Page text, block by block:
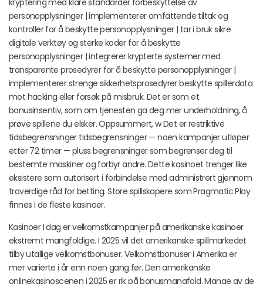
kryptering med klare standarder forbeskyttelse av
personopplysninger | implementerer omfattende tiltak og
kontroller for å beskytte personopplysninger | tar i bruk sikre
digitale verktøy og sterke koder for å beskytte
personopplysninger | integrerer krypterte systemer med
transparente prosedyrer for å beskytte personopplysninger |
implementerer strenge sikkerhetsprosedyrer beskytte spillerdata
mot hacking eller forsøk på misbruk. Det er som et
bonusinsentiv, som om tjenesten ga deg mer underholdning, å
prøve spillene du elsker. Oppsummert, w Det er restriktive
tidsbegrensninger tidsbegrensninger — noen kampanjer utløper
etter 72 timer — pluss begrensninger som begrenser deg til
bestemte maskiner og forbyr andre. Dette kasinoet trenger like
eksistere som autorisert i forbindelse med administrert gjennom
troverdige råd for betting. Store spillskapere som Pragmatic Play
finnes i de fleste kasinoer.
Kasinoer I dag er velkomstkampanjer på amerikanske kasinoer
ekstremt mangfoldige. I 2025 vil det amerikanske spillmarkedet
tilby utallige velkomstbonuser. Velkomstbonuser i Amerika er
mer varierte i år enn noen gang før. Den amerikanske
onlinekasinoscenen i 2025 er rik på bonusmangfold. Mange av de